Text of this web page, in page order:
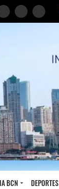
BCN DEPORTES